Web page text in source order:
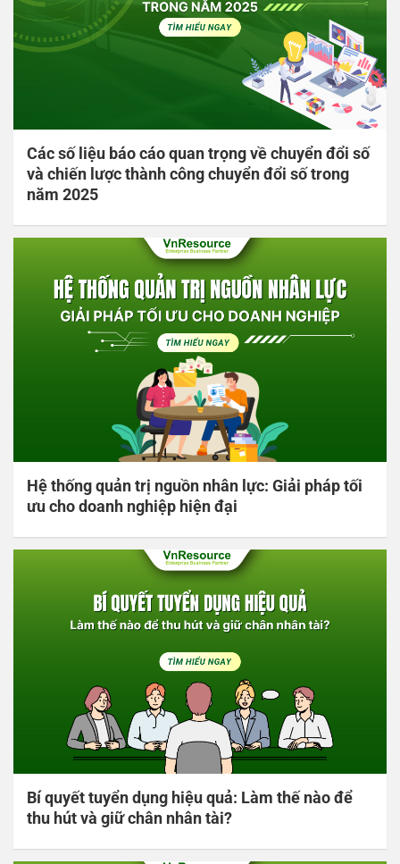
Các số liệu báo cáo quan trọng về chuyển đổi số
và chiến lược thành công chuyển đổi số trong
năm 2025
Hệ thống quản trị nguồn nhân lực: Giải pháp tối
ưu cho doanh nghiệp hiện đại
Bí quyết tuyển dụng hiệu quả: Làm thế nào để
thu hút và giữ chân nhân tài?